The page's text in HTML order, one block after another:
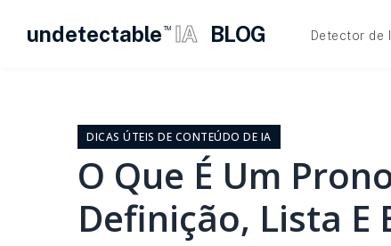
undetectable TM IA BLOG Detector de
conteúdo
DICAS ÚTEIS DE CONTEÚDO DE IA
O Que É Um
Definição, Lista E